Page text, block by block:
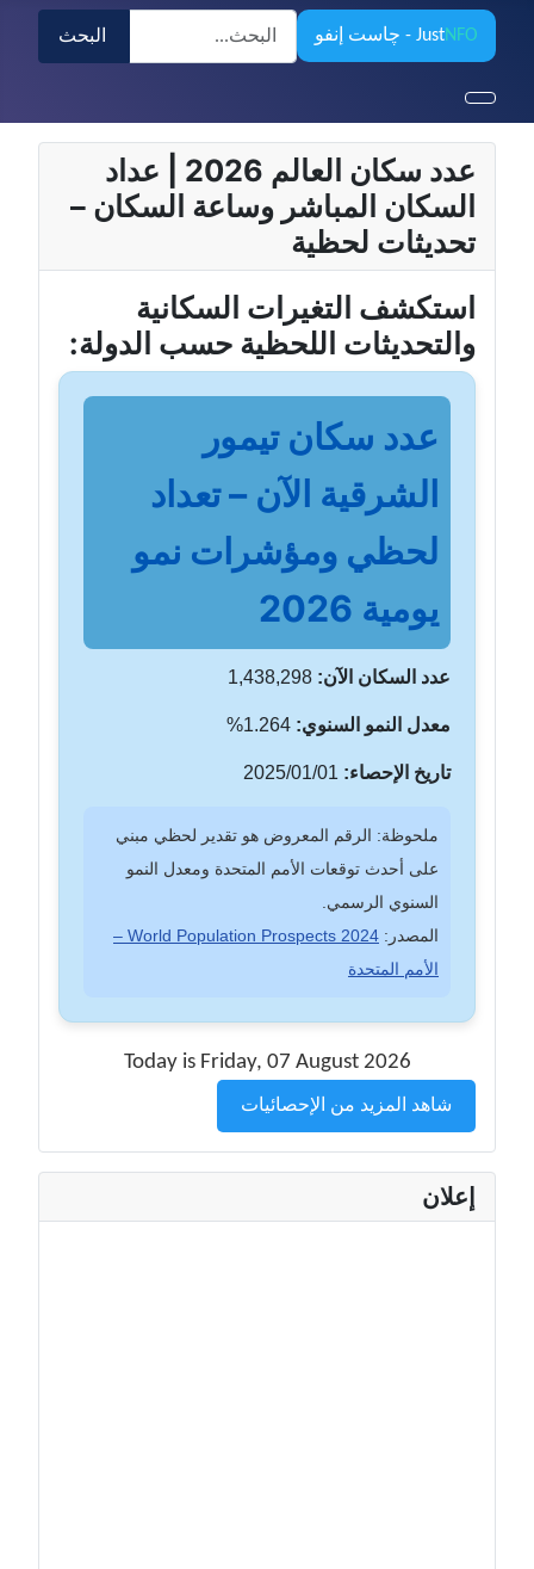
JustNFO - چاست إنفو
البحث
البحث
عدد سكان العالم 2026 | عداد
السكان المباشر وساعة السكان –
تحديثات لحظية
استكشف التغيرات السكانية
والتحديثات اللحظية حسب الدولة:
عدد سكان تيمور
الشرقية الآن – تعداد
لحظي ومؤشرات نمو
يومية 2026
عدد السكان الآن: 1,438,298
معدل النمو السنوي:
تاريخ الإحصاء:
ملحوظة: الرقم المعروض هو تقدير لحظي مبني
على أحدث توقعات الأمم المتحدة ومعدل النمو
السنوي الرسمي.
المصدر:
World Population Prospects 2024 –
الأمم المتحدة
Today is Friday, 07 August 2026
شاهد المزيد من الإحصائيات
إعلان